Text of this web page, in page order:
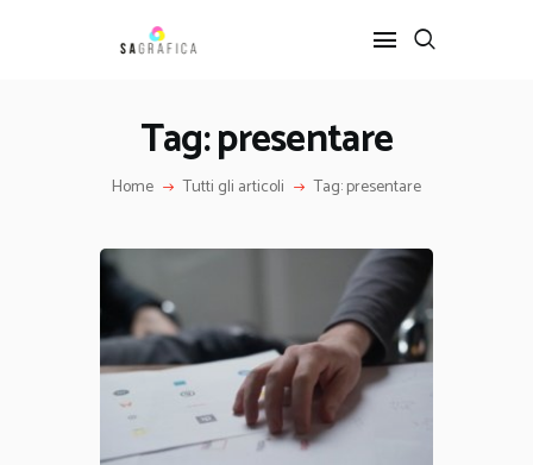
Tag: presentare
Home Tutti gli articoli Tag: presentare
GRAFICA
INTERIOR DESIGN
SERVIZI
CONTATTI